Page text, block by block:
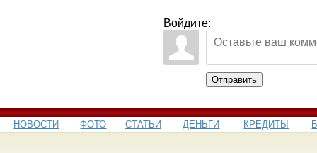
Войдите:
Отправить
НОВОСТИ ФОТО СТАТЬИ ДЕНЬГИ КРЕДИТЫ